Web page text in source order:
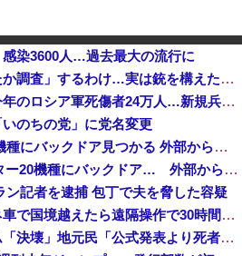
感染3600人…過去最大の流行に
警官が発砲→「適正だったか調査」するわけ…実は銃を構えただけで警察本部長まで報告！
ウクライナ軍参謀本部「今年のロシア軍死傷者24万人…新規兵力の募集規模を上回る」！他
いのちの党」に党名変更
中国Zbtlink製ルーター20機種にバックドア見つかる 外部から完全制御のおそれ
中国企業Zbtlink製のルーター20機種にバックドア… 外部から完全制御のおそれ
ン記者を逮捕 包丁で夫を脅した容疑
中国人のリウさん、新エネ車で国境越えたら遠隔操作で30時間ロックされる！
中国「大洪水！」中国ダム「決壊」地元民「公式発表より死者多い！」中国政府「住民拘束！（安否不明」中国当局「救助隊動画も削除」台風13号「三峡ダム接近中」→